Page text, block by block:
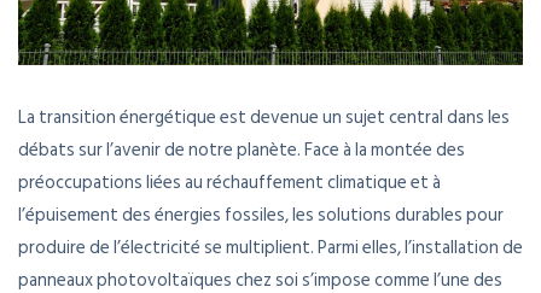
La transition énergétique est devenue un sujet central dans les
débats sur l’avenir de notre planète. Face à la montée des
préoccupations liées au réchauffement climatique et à
l’épuisement des énergies fossiles, les solutions durables pour
produire de l’électricité se multiplient. Parmi elles, l’installation de
panneaux photovoltaïques chez soi s’impose comme l’une des